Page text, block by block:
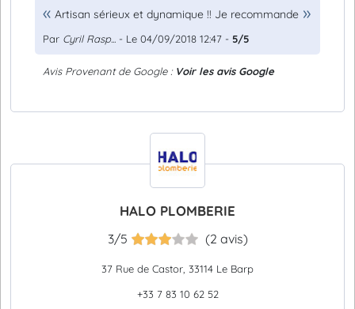
Artisan sérieux et dynamique !! Je recommande
Par Cyril Rasp... - Le 04/09/2018 12:47 - 5/5
Avis Provenant de Google : Voir les avis Google
HALO PLOMBERIE
3/5 (2 avis)
37 Rue de Castor, 33114 Le Barp
+33 7 83 10 62 52